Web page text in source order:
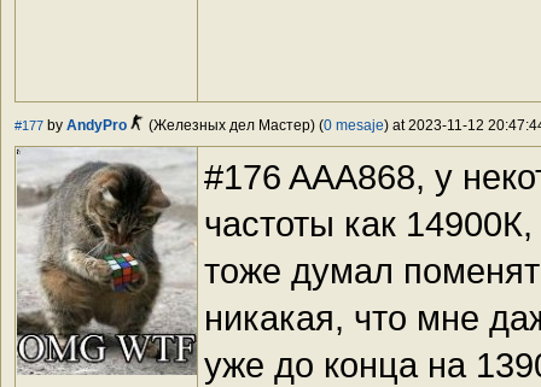
#177 by AndyPro (Железных дел Мастер) (0 mesaje) at 2023-11-12
#176 AAA868, у
частоты как
тоже думал
никакая, что мне
уже до конца на